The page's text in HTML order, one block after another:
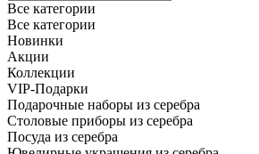
Все категории
Все категории
Новинки
Акции
Коллекции
VIP-Подарки
Подарочные наборы из серебра
Столовые приборы из серебра
Посуда из серебра